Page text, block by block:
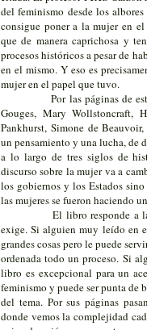
del feminismo desde los
consigue poner a la mujer en
que de manera caprichosa y
procesos históricos a pesar de
en el mismo. Y eso es
mujer en el papel que tuvo.
Por las páginas de
Gouges, Mary Wollstoncraft,
Pankhurst, Simone de
un pensamiento y una lucha, de
a lo largo de tres siglos de
discurso sobre la mujer va a
los gobiernos y los Estados
las mujeres se fueron haciendo
El libro responde a
exige. Si alguien muy leído en
grandes cosas pero le puede
ordenada todo un proceso. Si
libro es excepcional para un
feminismo y puede ser punta de
del tema. Por sus páginas
donde vemos la complejidad